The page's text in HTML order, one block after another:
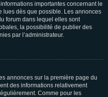
importantes concernant le
lues dès que possible. Les annonces
forum dans lequel elles sont
la possibilité de publier des
par l’administrateur.
annonces sur la première page du
des informations relativement
Comme pour les